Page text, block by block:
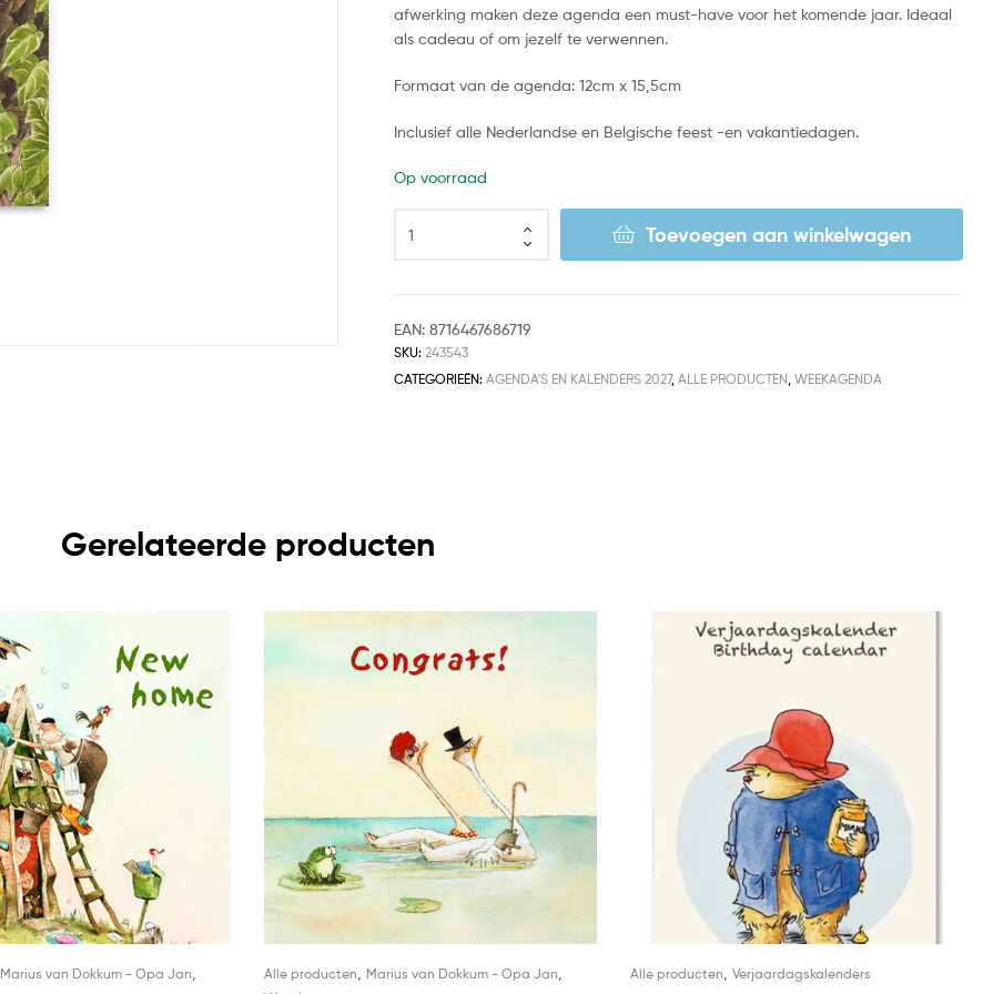
afwerking maken deze agenda een must-have voor het komende jaar. Ideaal
als cadeau of om jezelf te verwennen.
Formaat van de agenda: 12cm x 15,5cm
Inclusief alle Nederlandse en Belgische feest -en vakantiedagen.
Op voorraad
Toevoegen aan winkelwagen
EAN:8716467686719
SKU:243543
CATEGORIEËN:AGENDA'S EN KALENDERS 2027,ALLE PRODUCTEN,WEEKAGENDA
Gerelateerde producten
Marius van Dokkum - Opa Jan, Alle producten, Marius van Dokkum - Opa Jan, Alle producten, Verjaardagskalenders